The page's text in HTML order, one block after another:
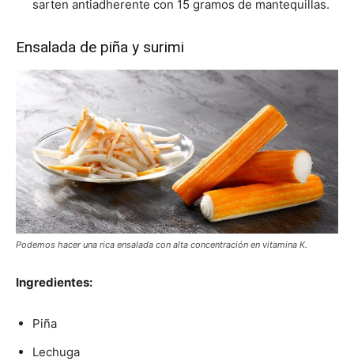
sarten antiadherente con 15 gramos de mantequillas.
Ensalada de piña y surimi
Podemos hacer una rica ensalada con alta concentración en vitamina K.
Ingredientes:
Piña
Lechuga